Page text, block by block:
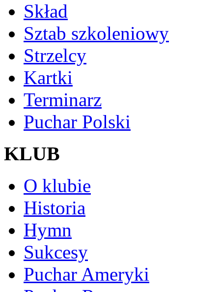
Skład
Sztab szkoleniowy
Strzelcy
Kartki
Terminarz
Puchar Polski
KLUB
O klubie
Historia
Hymn
Sukcesy
Puchar Ameryki